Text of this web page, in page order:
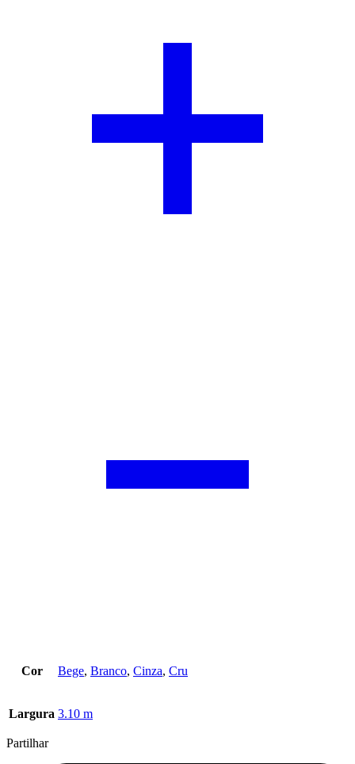
Cor Bege, Branco, Cinza, Cru
Largura 3.10 m
Partilhar